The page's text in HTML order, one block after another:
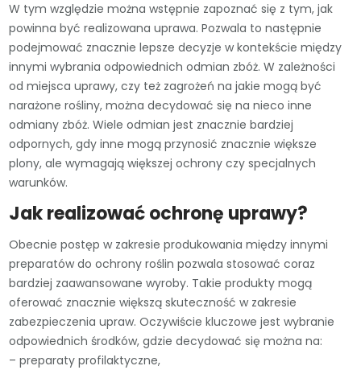
W tym względzie można wstępnie zapoznać się z tym, jak
powinna być realizowana uprawa. Pozwala to następnie
podejmować znacznie lepsze decyzje w kontekście między
innymi wybrania odpowiednich odmian zbóż. W zależności
od miejsca uprawy, czy też zagrożeń na jakie mogą być
narażone rośliny, można decydować się na nieco inne
odmiany zbóż. Wiele odmian jest znacznie bardziej
odpornych, gdy inne mogą przynosić znacznie większe
plony, ale wymagają większej ochrony czy specjalnych
warunków.
Jak realizować ochronę uprawy?
Obecnie postęp w zakresie produkowania między innymi
preparatów do ochrony roślin pozwala stosować coraz
bardziej zaawansowane wyroby. Takie produkty mogą
oferować znacznie większą skuteczność w zakresie
zabezpieczenia upraw. Oczywiście kluczowe jest wybranie
odpowiednich środków, gdzie decydować się można na:
– preparaty profilaktyczne,